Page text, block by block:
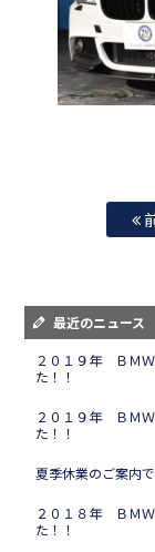
最近のニュース
２０１９年 ＢＭ
た！！
２０１９年 ＢＭ
た！！
夏季休業のご案内で
２０１８年 ＢＭ
た！！